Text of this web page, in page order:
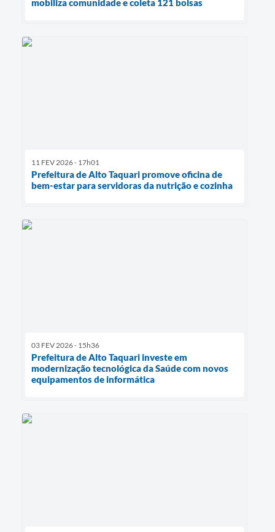
mobiliza comunidade e coleta 121 bolsas
11 FEV 2026 - 17h01
Prefeitura de Alto Taquari promove oficina de
bem-estar para servidoras da nutrição e cozinha
03 FEV 2026 - 15h36
Prefeitura de Alto Taquari investe em
modernização tecnológica da Saúde com novos
equipamentos de informática